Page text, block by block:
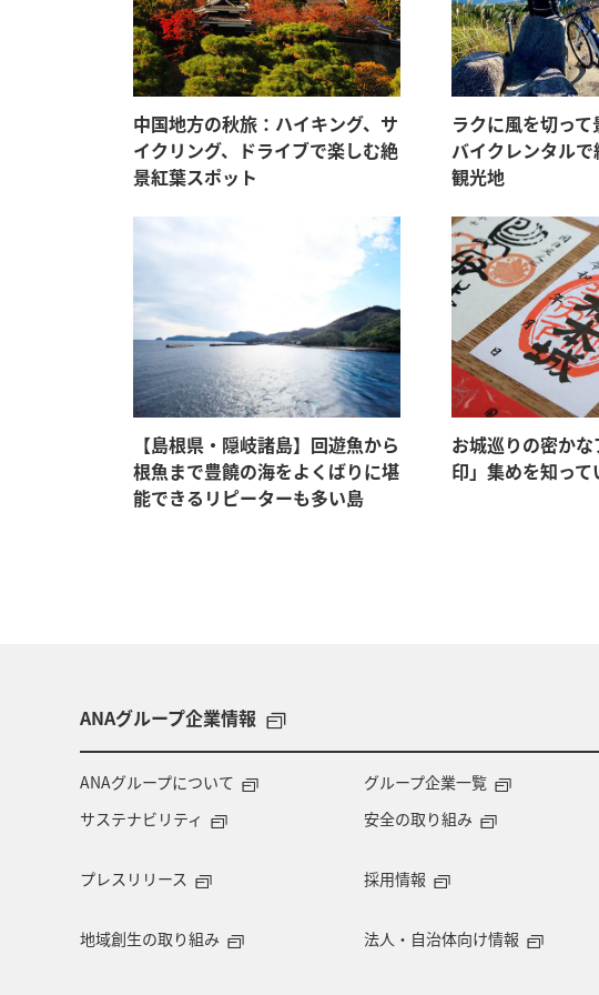
中国地方の秋旅：ハイキング、サ
イクリング、ドライブで楽しむ絶
景紅葉スポット
ラクに風を切っ
バイクレンタル
観光地
【島根県・隠岐諸島】回遊魚から
根魚まで豊饒の海をよくばりに堪
能できるリピーターも多い島
お城巡りの密か
印」集めを知って
ANAグループ企業情報
ANAグループについて グループ企業一覧
サステナビリティ
安全の取り組み
プレスリリース
採用情報
地域創生の取り組み 法人・自治体向け情報